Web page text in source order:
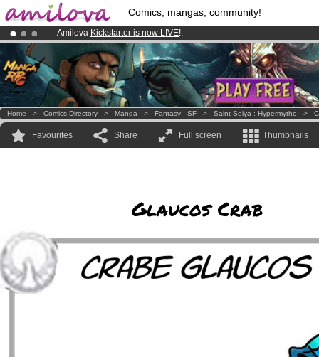
Comics, mangas, community!
Amilova Kickstarter is now LIVE!.
Premium membership from3.95 eurosper month !Get membership
Already 134393membersand 1208 comics & mangas!.
Home > Comics Directory > Manga > Fantasy - SF > Saint Seiya : Hypermythe >
Favourites Share Full screen Thumbnails
Glaucos Crab